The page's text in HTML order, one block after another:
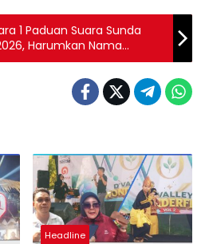
1 Paduan Suara Sunda
Harumkan Nama
Headline